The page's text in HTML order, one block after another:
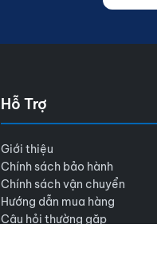
Hỗ Trợ
Giới thiệu
Chính sách bảo hành
Chính sách vận chuyển
Hướng dẫn mua hàng
Câu hỏi thường gặp